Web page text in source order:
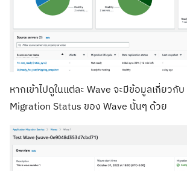
หากเข้าไปดูในแต่ละ Wave จะมีข้อมูลเกี่ยวกั
Migration Status ของ Wave นั้นๆ ด้วย